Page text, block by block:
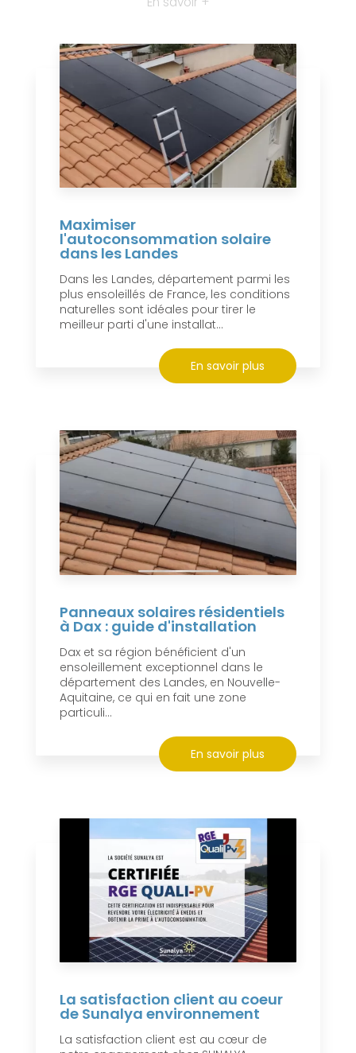
Maximiser
l'autoconsommation solaire
dans les Landes
Dans les Landes, département parmi les
plus ensoleillés de France, les conditions
naturelles sont idéales pour tirer le
meilleur parti d'une installat...
En savoir plus
Panneaux solaires résidentiels
à Dax : guide d'installation
Dax et sa région bénéficient d'un
ensoleillement exceptionnel dans le
département des Landes, en Nouvelle-
Aquitaine, ce qui en fait une zone
particuli...
En savoir plus
La satisfaction client au coeur
de Sunalya environnement
La satisfaction client est au cœur de